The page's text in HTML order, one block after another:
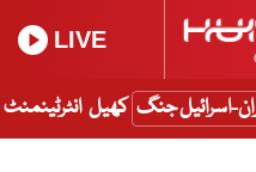
LIVE
اسرائیل جنگ کھیل انٹرٹینمنٹ